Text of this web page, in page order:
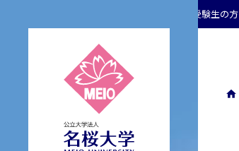
受験生の方
名桜大学